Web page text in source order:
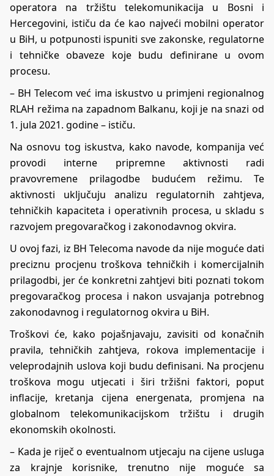
operatora na tržištu telekomunikacija u Bosni i
Hercegovini, ističu da će kao najveći mobilni operator
u BiH, u potpunosti ispuniti sve zakonske, regulatorne
i tehničke obaveze koje budu definirane u ovom
procesu.
– BH Telecom već ima iskustvo u primjeni regionalnog
RLAH režima na zapadnom Balkanu, koji je na snazi od
1. jula 2021. godine – ističu.
Na osnovu tog iskustva, kako navode, kompanija već
provodi interne pripremne aktivnosti radi
pravovremene prilagodbe budućem režimu. Te
aktivnosti uključuju analizu regulatornih zahtjeva,
tehničkih kapaciteta i operativnih procesa, u skladu s
razvojem pregovaračkog i zakonodavnog okvira.
U ovoj fazi, iz BH Telecoma navode da nije moguće dati
preciznu procjenu troškova tehničkih i komercijalnih
prilagodbi, jer će konkretni zahtjevi biti poznati tokom
pregovaračkog procesa i nakon usvajanja potrebnog
zakonodavnog i regulatornog okvira u BiH.
Troškovi će, kako pojašnjavaju, zavisiti od konačnih
pravila, tehničkih zahtjeva, rokova implementacije i
veleprodajnih uslova koji budu definisani. Na procjenu
troškova mogu utjecati i širi tržišni faktori, poput
inflacije, kretanja cijena energenata, promjena na
globalnom telekomunikacijskom tržištu i drugih
ekonomskih okolnosti.
– Kada je riječ o eventualnom utjecaju na cijene usluga
za krajnje korisnike, trenutno nije moguće sa